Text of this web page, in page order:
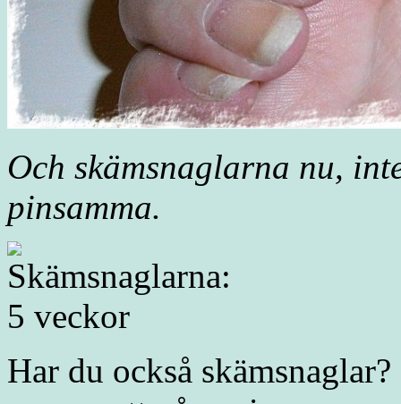
Och skämsnaglarna nu,
pinsamma.
Har du också